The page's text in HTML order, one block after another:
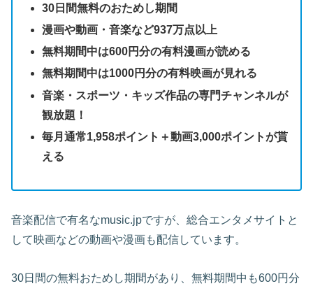
30日間無料のおためし期間
漫画や動画・音楽など937万点以上
無料期間中は600円分の有料漫画が読める
無料期間中は1000円分の有料映画が見れる
音楽・スポーツ・キッズ作品の専門チャンネルが
観放題！
毎月通常1,958ポイント＋動画3,000ポイントが貰
える
音楽配信で有名なmusic.jpですが、総合エンタメサイトと
して映画などの動画や漫画も配信しています。
30日間の無料おためし期間があり、無料期間中も600円分